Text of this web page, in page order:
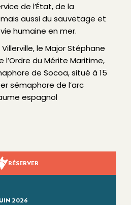
de l’État, de la
aussi du sauvetage et
humaine en mer.
le Major Stéphane
l’Ordre du Mérite Maritime,
de Socoa, situé à 15
sémaphore de l’arc
espagnol
RÉSERVER
2026